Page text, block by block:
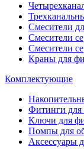
Смесители
Смесители
Смесители
Краны для
Комплектующие
Фитинги для
Ключи для
Помпы для
Аксессуары